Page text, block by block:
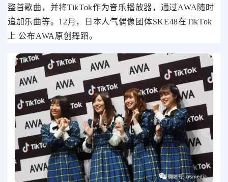
整首歌曲，并将TikTok作为音乐播放器，通过AWA随时
追加乐曲等。12月，日本人气偶像团体SKE48在TikTok
上 公布AWA原创舞蹈。